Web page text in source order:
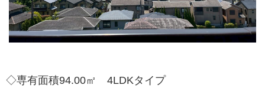
◇専有面積94.00㎡ 4LDKタイプ